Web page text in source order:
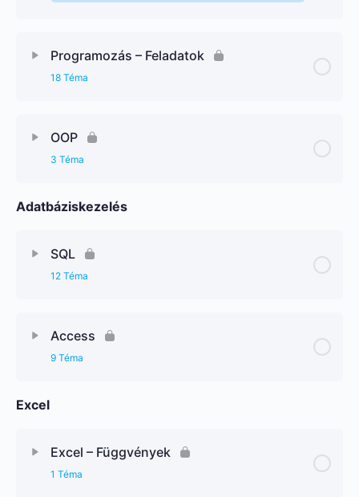
Programozás – Feladatok
18 Téma
OOP
3 Téma
Adatbáziskezelés
SQL
12 Téma
Access
9 Téma
Excel
Excel – Függvények
1 Téma